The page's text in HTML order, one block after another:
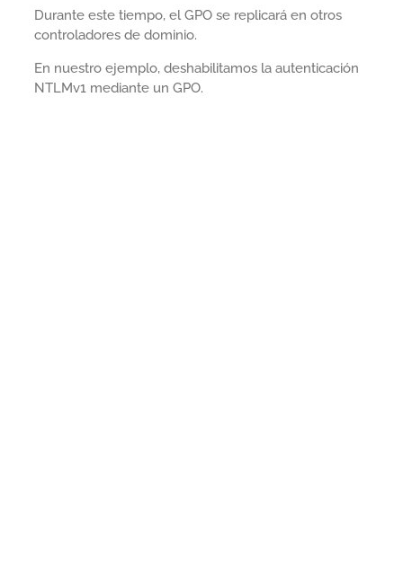
Durante este tiempo, el GPO se replicará en otros
controladores de dominio.
En nuestro ejemplo, deshabilitamos la autenticación
NTLMv1 mediante un GPO.